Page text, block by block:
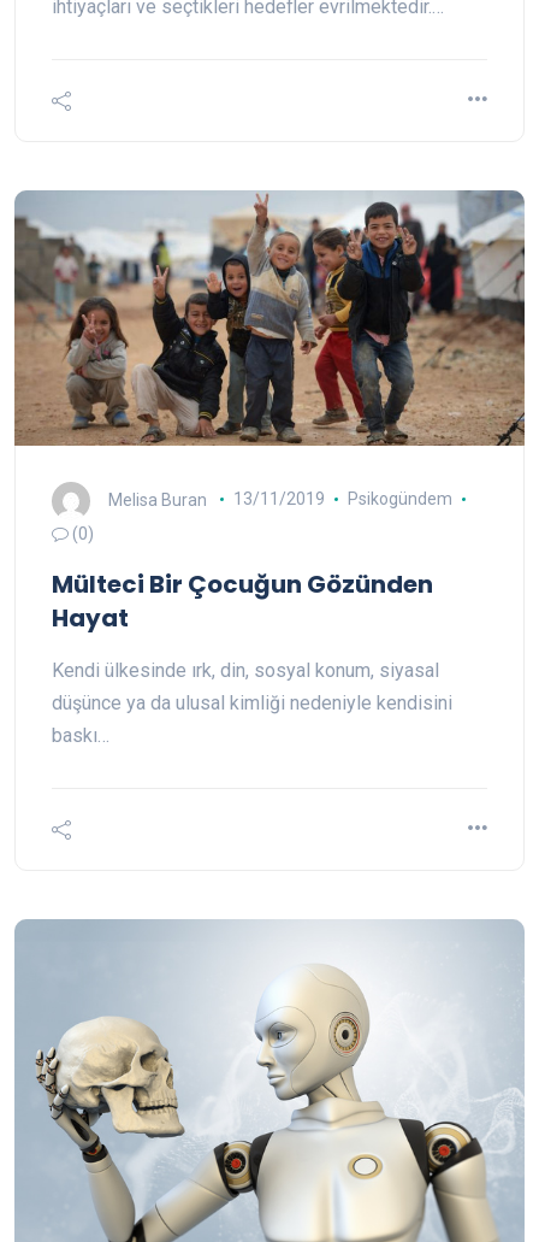
ihtiyaçları ve seçtikleri hedefler evrilmektedir.…
Melisa Buran 13/11/2019
Psikogündem
(0)
Mülteci Bir Çocuğun Gözünden
Hayat
Kendi ülkesinde ırk, din, sosyal konum, siyasal
düşünce ya da ulusal kimliği nedeniyle kendisini
baskı…